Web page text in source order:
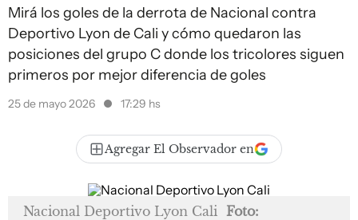
Mirá los goles de la derrota de Nacional contra
Deportivo Lyon de Cali y cómo quedaron las
posiciones del grupo C donde los tricolores siguen
primeros por mejor diferencia de goles
25 de mayo 2026 17:29 hs
Agregar El Observador en
Nacional Deportivo Lyon Cali Foto: